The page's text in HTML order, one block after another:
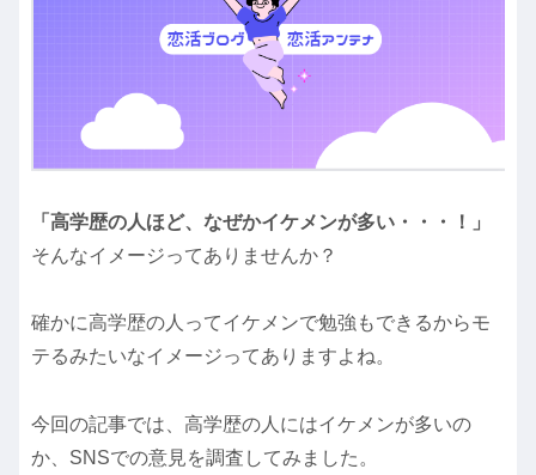
「高学歴の人ほど、なぜかイケメンが多い・・・！」
そんなイメージってありませんか？
確かに高学歴の人ってイケメンで勉強もできるからモ
テるみたいなイメージってありますよね。
今回の記事では、高学歴の人にはイケメンが多いの
か、SNSでの意見を調査してみました。